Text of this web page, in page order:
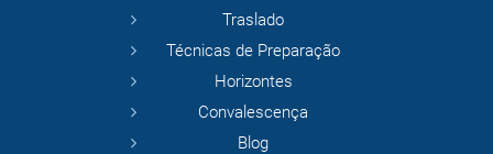
Traslado
Técnicas de Preparação
Horizontes
Convalescença
Blog